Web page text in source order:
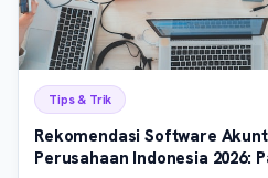
Tips & Trik
Rekomendasi Software
Perusahaan Indonesia 2026: